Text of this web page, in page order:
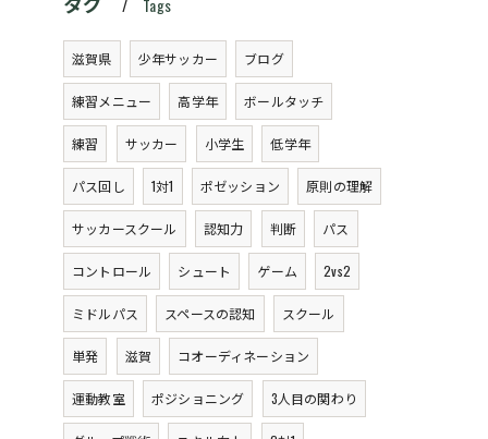
Tags
滋賀県 少年サッカー ブログ
練習メニュー 高学年 ボールタッチ
練習 サッカー 小学生 低学年
パス回し 1対1 ポゼッション 原則の理解
サッカースクール 認知力 判断 パス
コントロール シュート ゲーム 2vs2
ミドルパス スペースの認知 スクール
単発 滋賀 コオーディネーション
運動教室 ポジショニング 3人目の関わり